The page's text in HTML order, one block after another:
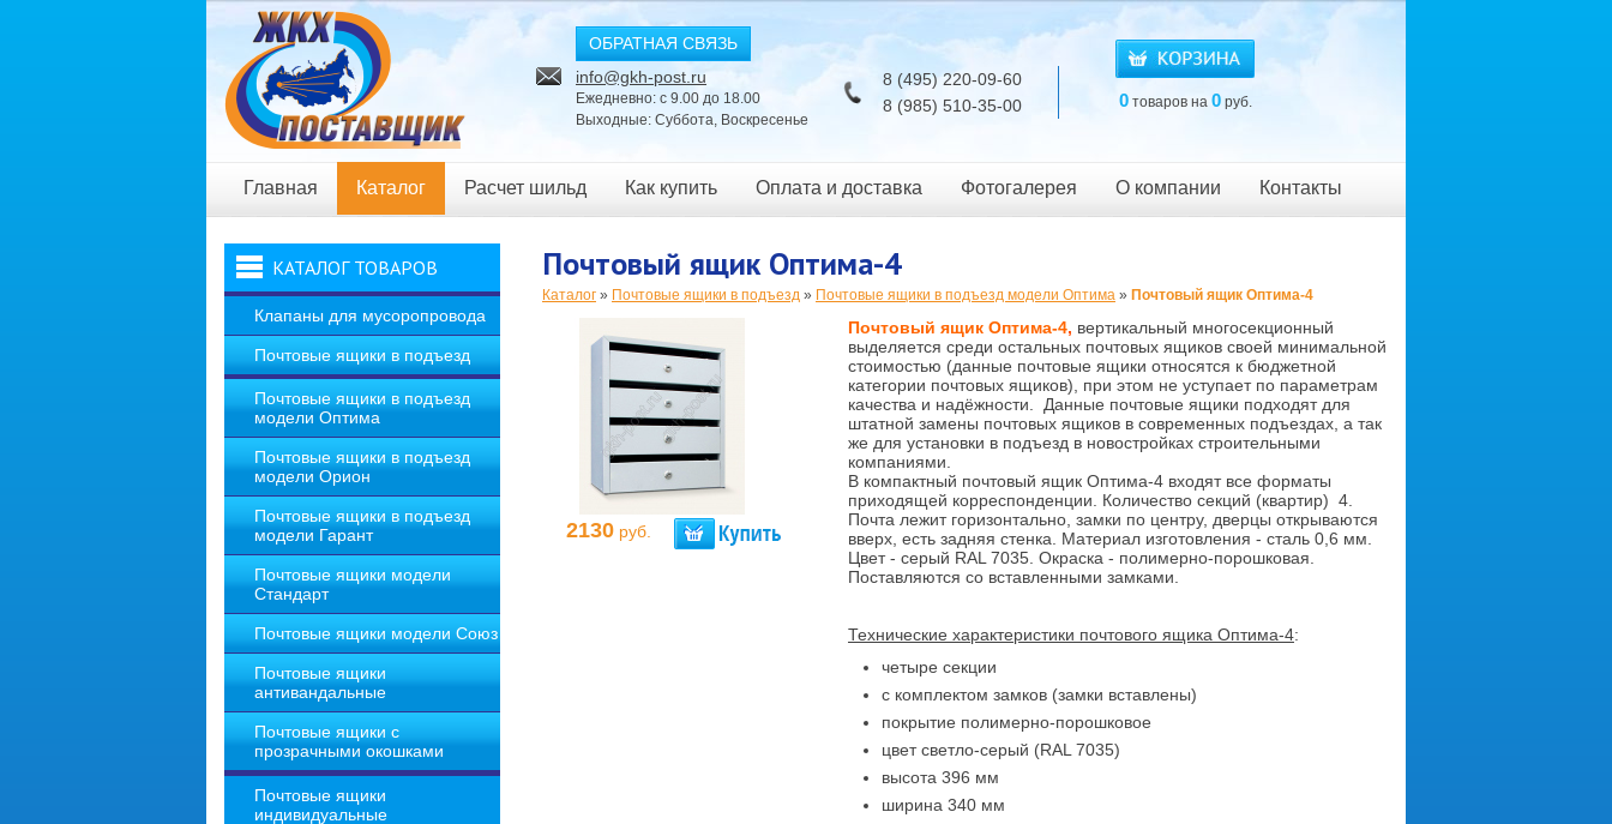
ОБРАТНАЯ СВЯЗЬ
info@gkh-post.ru
Ежедневно: с 9.00 до 18.00
Выходные: Суббота, Воскресенье
8 (495) 220-09-60
8 (985) 510-35-00
0товаров на 0руб.
Главная Каталог Расчет шильд Как купить Оплата и доставка Фотогалерея О компании Контакты
Новости
КАТАЛОГ ТОВАРОВ
Клапаны для мусоропровода
Почтовые ящики в подъезд
Почтовые ящики в подъезд
модели Оптима
Почтовые ящики в подъезд
модели Орион
Почтовые ящики в подъезд
модели Гарант
Почтовые ящики модели
Стандарт
Почтовые ящики модели Союз
Почтовые ящики
антивандальные
Почтовые ящики с
прозрачными окошками
Почтовые ящики
индивидуальные
Почтовый ящик Оптима-4
Каталог » Почтовые ящики в подъезд » Почтовые ящики в подъезд модели Оптима » Почтовый ящик Оптима-4
2130руб.
Почтовый ящик Оптима-4, вертикальный многосекционный
выделяется среди остальных почтовых ящиков своей минимальной
стоимостью (данные почтовые ящики относятся к бюджетной
категории почтовых ящиков), при этом не уступает по параметрам
качества и надёжности. Данные почтовые ящики подходят для
штатной замены почтовых ящиков в современных подъездах, а так
же для установки в подъезд в новостройках строительными
компаниями.
В компактный почтовый ящик Оптима-4 входят все форматы
приходящей корреспонденции. Количество секций (квартир) 4.
Почта лежит горизонтально, замки по центру, дверцы открываются
вверх, есть задняя стенка. Материал изготовления - сталь 0,6 мм.
Цвет - серый RAL 7035. Окраска - полимерно-порошковая.
Поставляются со вставленными замками.
Технические характеристики почтового ящика Оптима-4:
четыре секции
с комплектом замков (замки вставлены)
покрытие полимерно-порошковое
цвет светло-серый (RAL 7035)
высота 396 мм
ширина 340 мм